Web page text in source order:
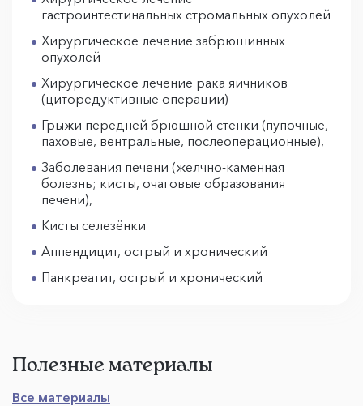
гастроинтестинальных стромальных опухолей
Хирургическое лечение забрюшинных
опухолей
Хирургическое лечение рака яичников
(циторедуктивные операции)
Грыжи передней брюшной стенки (пупочные,
паховые, вентральные, послеоперационные),
Заболевания печени (желчно-каменная
болезнь; кисты, очаговые образования
печени),
Кисты селезёнки
Аппендицит, острый и хронический
Панкреатит, острый и хронический
Полезные материалы
Все материалы